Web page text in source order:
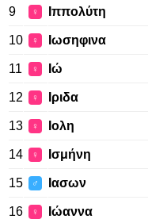
9 ♀ Ιππολύτη
10 ♀ Ιωσηφινα
11 ♀ Ιώ
12 ♀ Ιριδα
13 ♀ Ιολη
14 ♀ Ισμήνη
15 ♂ Ιασων
16 ♀ Ιώαννα